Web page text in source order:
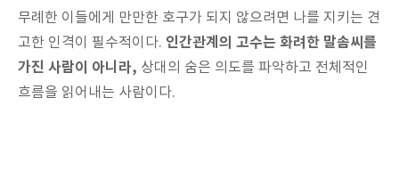
무례한 이들에게 만만한 호구가 되지 않으려면 나를 지키는 견
고한 인격이 필수적이다. 인간관계의 고수는 화려한 말솜씨를
가진 사람이 아니라, 상대의 숨은 의도를 파악하고 전체적인
흐름을 읽어내는 사람이다.